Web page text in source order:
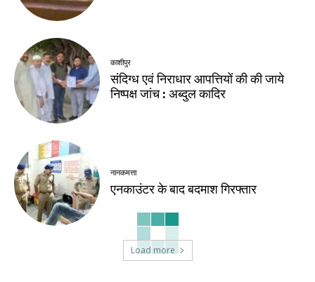
काशीपुर
संदिग्ध एवं निराधार आपत्तियों की की जाये
निष्पक्ष जांच : अब्दुल कादिर
नानकमत्ता
एनकाउंटर के बाद बदमाश गिरफ्तार
Load more